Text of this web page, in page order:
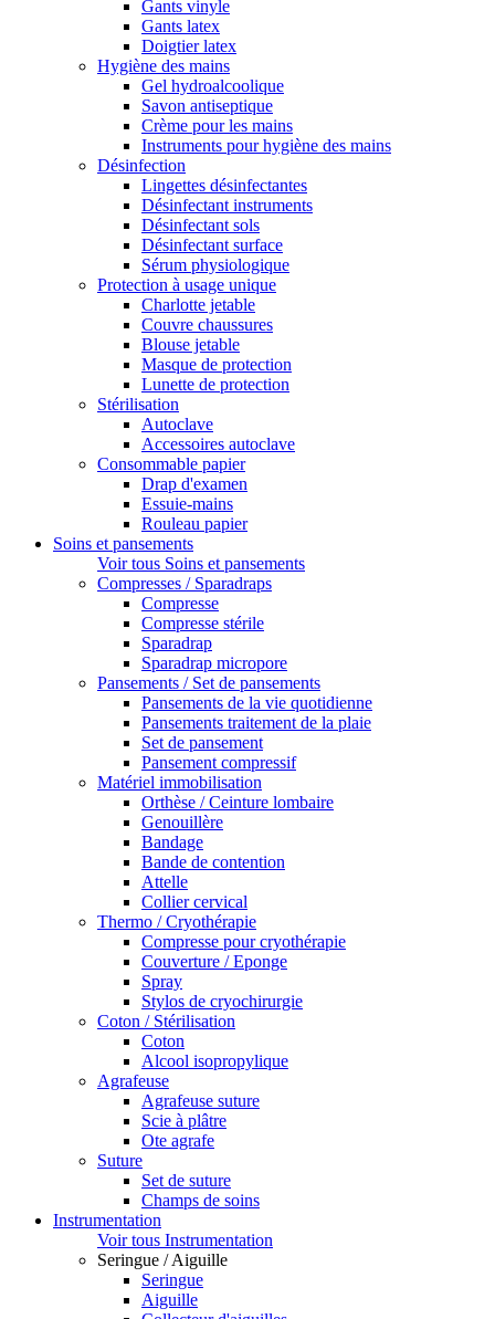
Gants vinyle
Gants latex
Doigtier latex
Hygiène des mains
Gel hydroalcoolique
Savon antiseptique
Crème pour les mains
Instruments pour hygiène des mains
Désinfection
Lingettes désinfectantes
Désinfectant instruments
Désinfectant sols
Désinfectant surface
Sérum physiologique
Protection à usage unique
Charlotte jetable
Couvre chaussures
Blouse jetable
Masque de protection
Lunette de protection
Stérilisation
Autoclave
Accessoires autoclave
Consommable papier
Drap d'examen
Essuie-mains
Rouleau papier
Soins et pansements
Voir tous Soins et pansements
Compresses / Sparadraps
Compresse
Compresse stérile
Sparadrap
Sparadrap micropore
Pansements / Set de pansements
Pansements de la vie quotidienne
Pansements traitement de la plaie
Set de pansement
Pansement compressif
Matériel immobilisation
Orthèse / Ceinture lombaire
Genouillère
Bandage
Bande de contention
Attelle
Collier cervical
Thermo / Cryothérapie
Compresse pour cryothérapie
Couverture / Eponge
Spray
Stylos de cryochirurgie
Coton / Stérilisation
Coton
Alcool isopropylique
Agrafeuse
Agrafeuse suture
Scie à plâtre
Ote agrafe
Suture
Set de suture
Champs de soins
Instrumentation
Voir tous Instrumentation
Seringue / Aiguille
Seringue
Aiguille